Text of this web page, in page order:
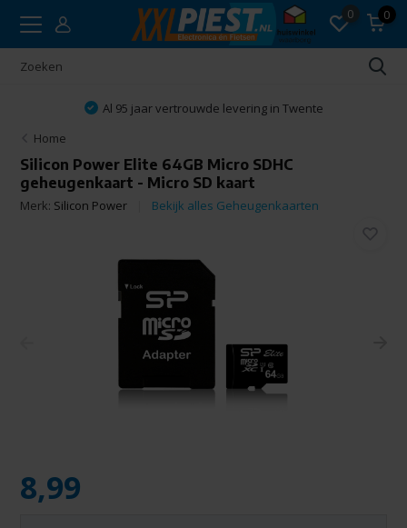
0 0
Al 95 jaar vertrouwde levering in Twente
Home
Silicon Power Elite 64GB Micro SDHC
geheugenkaart - Micro SD kaart
Merk: Silicon Power Bekijk alles Geheugenkaarten
8,99